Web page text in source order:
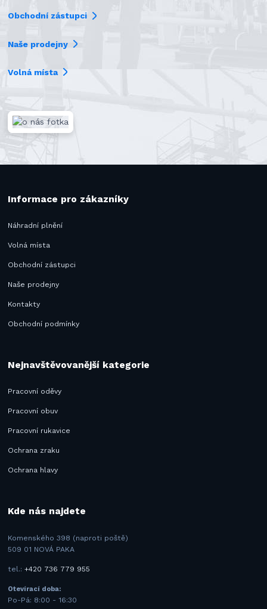
Obchodní zástupci
Naše prodejny
Volná místa
Informace pro zákazníky
Náhradní plnění
Volná místa
Obchodní zástupci
Naše prodejny
Kontakty
Obchodní podmínky
Nejnavštěvovanější kategorie
Pracovní oděvy
Pracovní obuv
Pracovní rukavice
Ochrana zraku
Ochrana hlavy
Kde nás najdete
Komenského 398 (naproti poště)
509 01 NOVÁ PAKA
tel.:+420 736 779 955
Otevírací doba:
Po-Pá: 8:00 - 16:30